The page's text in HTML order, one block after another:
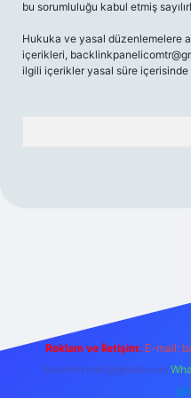
bu sorumluluğu kabul etmiş
Hukuka ve yasal düzenlemelere
içerikleri,
ilgili içerikler yasal süre içerisinde
Reklam ve İletişim: E-mail:
forumhizmeti@gmail.com